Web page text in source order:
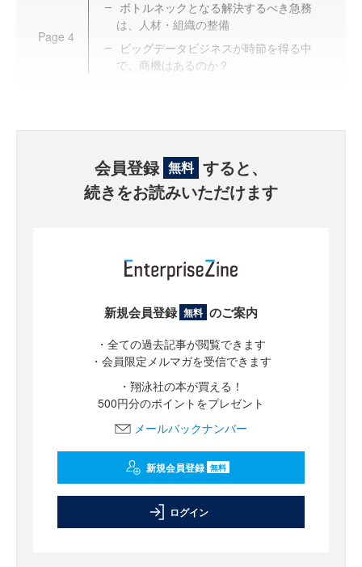
Page 4
ボトルネックとなる解決するべき急務
は、人材・組織の整備
ビッグデータビジネスが時節を得る中
で、商機はあるのか？
会員登録 無料 すると、
続きをお読みいただけます
新規会員登録 無料 のご案内
・全ての過去記事が閲覧できます
・会員限定メルマガを受信できます
・翔泳社の本が買える！
500円分のポイントをプレゼント
メールバックナンバー
新規会員登録 無料
ログイン